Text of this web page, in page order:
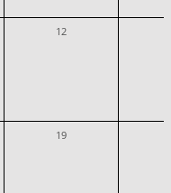
12
19